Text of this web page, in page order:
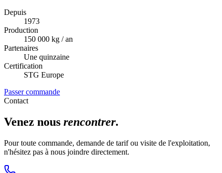
Depuis
1973
Production
150 000 kg / an
Partenaires
Une quinzaine
Certification
STG Europe
Passer commande
Contact
Venez nous rencontrer.
Pour toute commande, demande de tarif ou visite de l'exploitation,
n'hésitez pas à nous joindre directement.